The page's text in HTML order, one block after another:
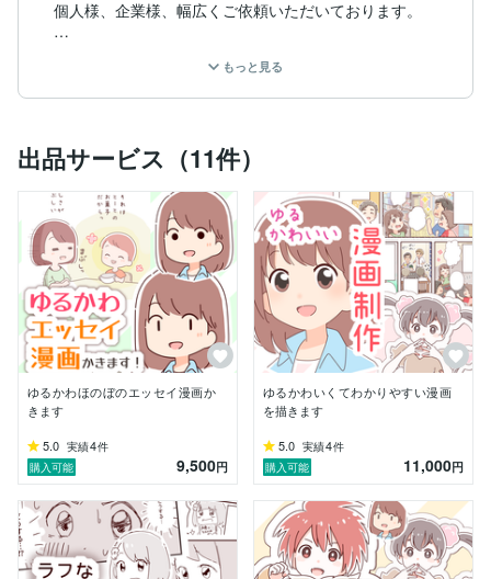
個人様、企業様、幅広くご依頼いただいております。
難しいことを、親しみやすく、わかりやすく伝えます。
「こんなことできる？」「もっとこうしてほしい！」
アニメ塗のようなはっきりした色使いのかわいいイラス
トを描くことが好きです。
似顔絵などは水彩塗も好評いただいております。
イラスト・漫画・似顔絵・キャラクターデザインなど、
対応可能です。
幅広いタッチでお描きします。
参考画像をいただければ、作風を寄せてかくこともでき
ます。
（がっつり真似ることは、基本的にしていません）
主な使用ソフトはSAI２、Illustrator。
その他、CLIP STUDIO PAINT PRO、Photoshoを所持
よろしくお願いします！
もっと見る
出品サービス（11件）
ゆるかわほのぼのエッセイ漫画か
きます
5.0 実績4件
購入可能
9,500円
ゆるかわいくてわかりやすい漫画
を描きます
5.0 実績4件
購入可能
11,000円